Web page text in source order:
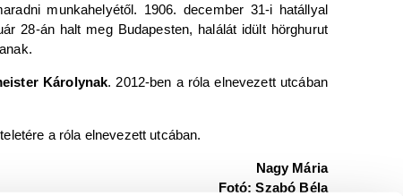
munkahelyétől. 1906. december 31-i hatállyal
28-án halt meg Budapesten, halálát idült hörghurut
Károlynak. 2012-ben a róla elnevezett utcában
a róla elnevezett utcában.
Nagy Mária
Fotó: Szabó Béla